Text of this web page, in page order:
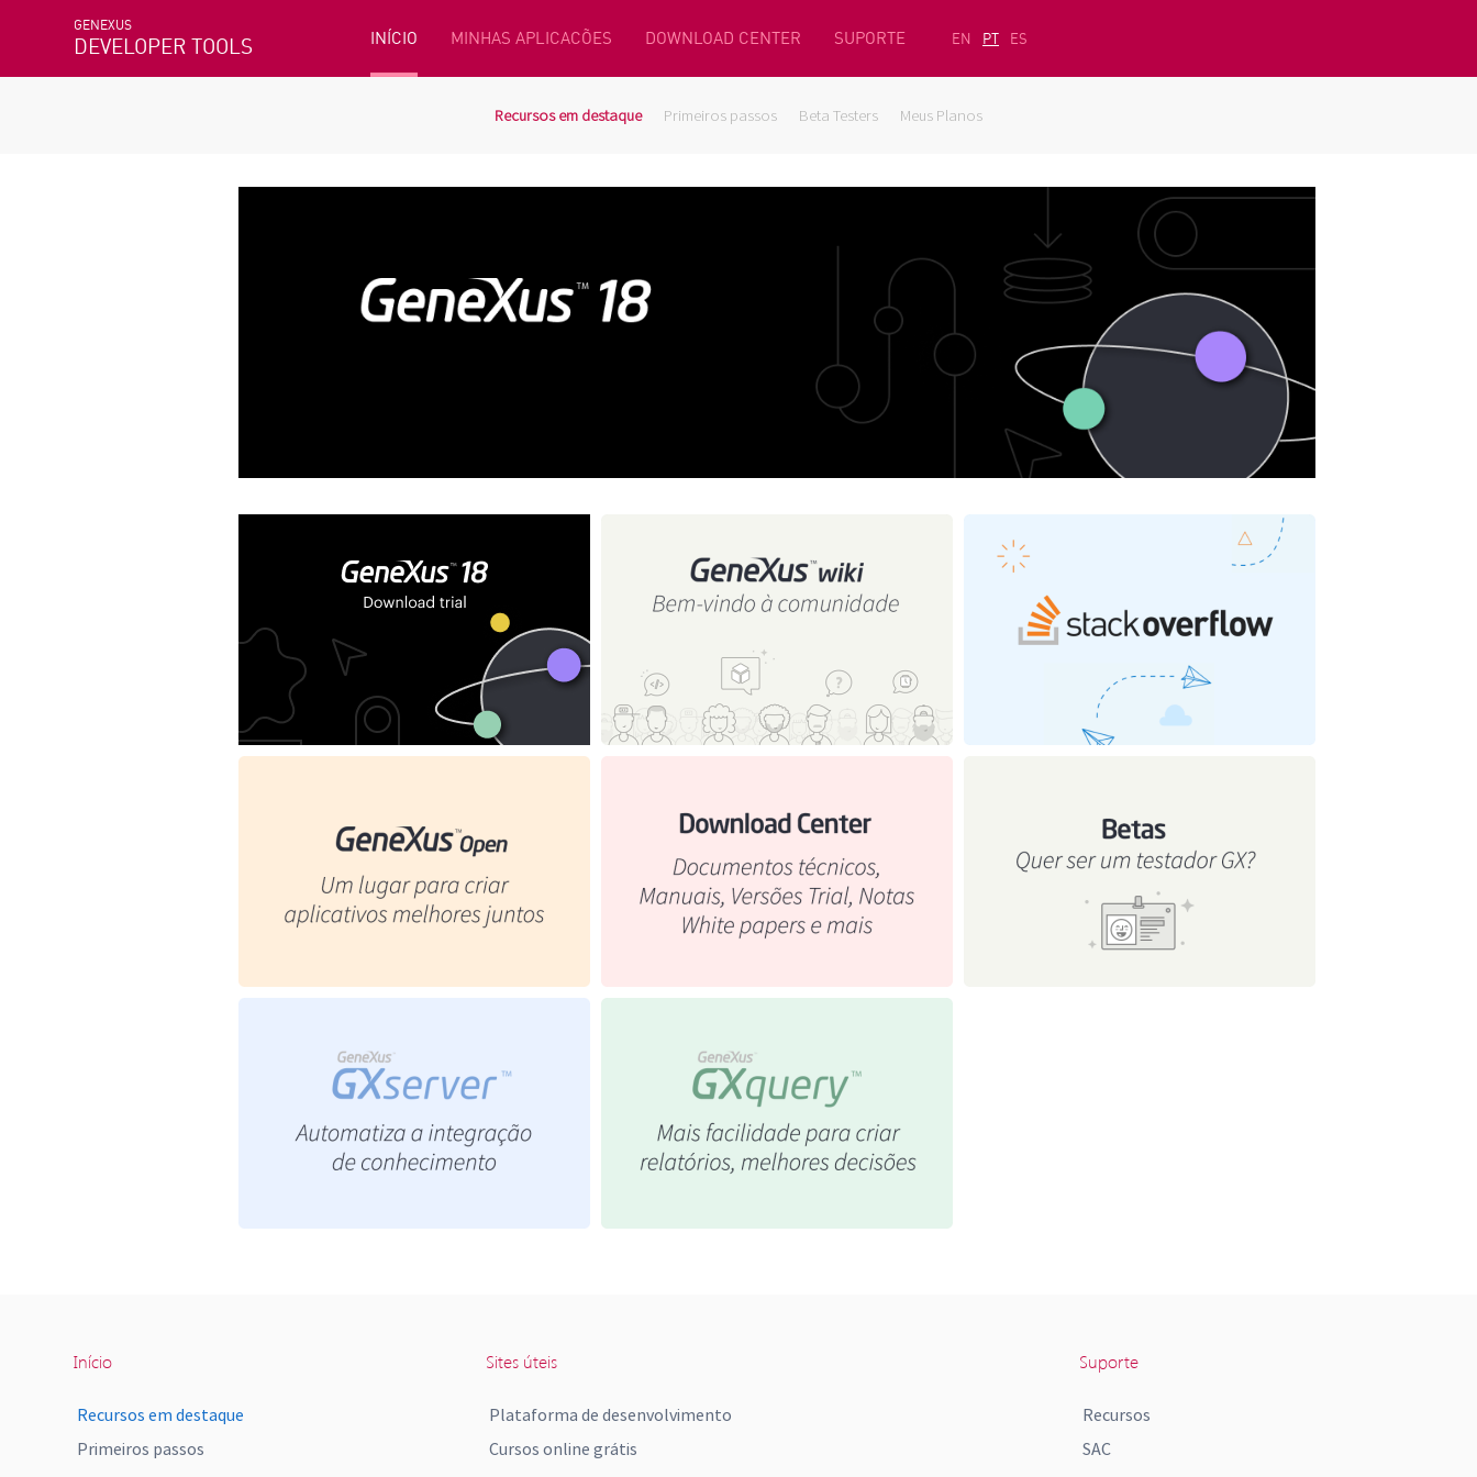
GENEXUS
DEVELOPER TOOLS INÍCIO MINHAS APLICACÕES DOWNLOAD CENTER SUPORTE EN PT ES
Recursos em destaque Primeiros passos Beta Testers Meus Planos
Início
Recursos em destaque
Primeiros passos
Sites úteis
Plataforma de desenvolvimento
Cursos online grátis
Suporte
Recursos
SAC